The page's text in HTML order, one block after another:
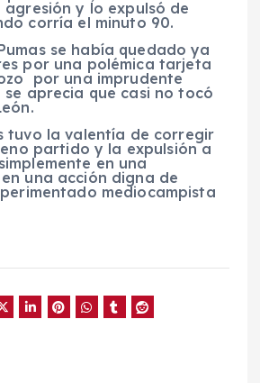
agresión y lo expulsó de
corría el minuto 90.
se había quedado ya
por una polémica tarjeta
por una imprudente
aprecia que casi no tocó
tuvo la valentía de corregir
partido y la expulsión a
en una
una acción digna de
mediocampista